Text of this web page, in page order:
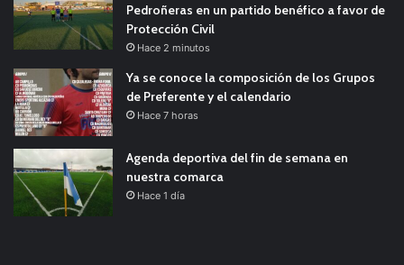
Pedroñeras en un partido benéfico a favor de
Protección Civil
Hace 2 minutos
Ya se conoce la composición de los Grupos
de Preferente y el calendario
Hace 7 horas
Agenda deportiva del fin de semana en
nuestra comarca
Hace 1 día